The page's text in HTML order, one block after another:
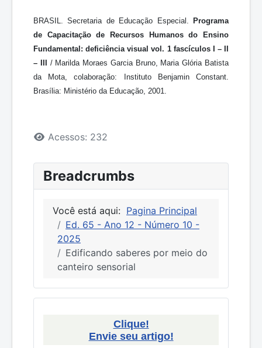
BRASIL. Secretaria de Educação Especial. Programa
de Capacitação de Recursos Humanos do Ensino
Fundamental: deficiência visual vol. 1 fascículos I – II
– III / Marilda Moraes Garcia Bruno, Maria Glória Batista
da Mota, colaboração: Instituto Benjamin Constant.
Brasília: Ministério da Educação, 2001.
Detalhes
Acessos: 232
Breadcrumbs
Você está aqui: Pagina Principal
Ed. 65 - Ano 12 - Número 10 -
2025
Edificando saberes por meio do
canteiro sensorial
Clique!
Envie seu artigo!